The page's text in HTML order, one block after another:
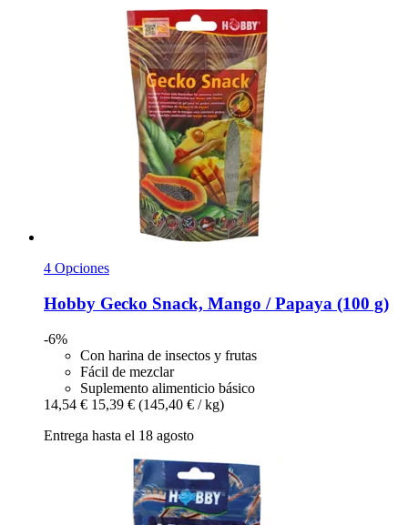
4 Opciones
Hobby Gecko Snack, Mango / Papaya (100 g)
-6%
Con harina de insectos y frutas
Fácil de mezclar
Suplemento alimenticio básico
14,54 € 15,39 € (145,40 € / kg)
Entrega hasta el 18 agosto